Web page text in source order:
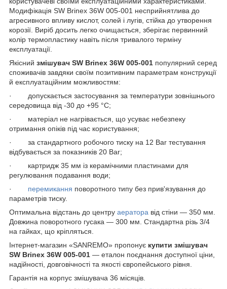
Модифікація SW Brinex 36W 005-001 несприйнятлива до
агресивного впливу кислот, солей і лугів, стійка до утворення
корозії. Виріб досить легко очищається, зберігає первинний
колір термопластику навіть після тривалого терміну
експлуатації.
Якісний змішувач SW Brinex 36W 005-001 популярний серед
споживачів завдяки своїм позитивним параметрам конструкції
й експлуатаційним можливостям:
· допускається застосування за температури зовнішнього
середовища від -30 до +95 °C;
· матеріал не нагрівається, що усуває небезпеку
отримання опіків під час користування;
· за стандартного робочого тиску на 12 Bar тестування
відбувається за показників 20 Bar;
· картридж 35 мм із керамічними пластинами для
регулювання подавання води;
· перемикання поворотного типу без прив'язування до
параметрів тиску.
Оптимальна відстань до центру аератора від стіни — 350 мм.
Довжина поворотного гусака — 300 мм. Стандартна різь 3/4
на гайках, що кріпляться.
Інтернет-магазин «SANREMO» пропонує купити змішувач
SW Brinex 36W 005-001 — еталон поєднання доступної ціни,
надійності, довговічності та якості європейського рівня.
Гарантія на корпус змішувача 36 місяців.